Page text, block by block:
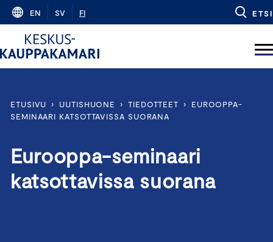
Skip
content
EN SV FI ETSI
ETUSIVU › UUTISHUONE › TIEDOTTEET ›
EUROOPPA-
SEMINAARI KATSOTTAVISSA SUORANA
Eurooppa-seminaari
katsottavissa suorana